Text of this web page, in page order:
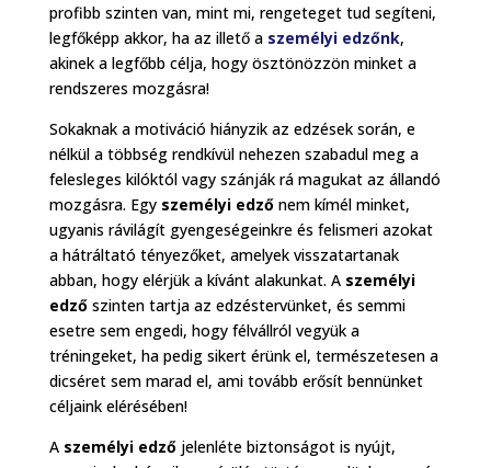
profibb szinten van, mint mi, rengeteget tud segíteni,
legfőképp akkor, ha az illető a személyi edzőnk,
akinek a legfőbb célja, hogy ösztönözzön minket a
rendszeres mozgásra!
Sokaknak a motiváció hiányzik az edzések során, e
nélkül a többség rendkívül nehezen szabadul meg a
felesleges kilóktól vagy szánják rá magukat az állandó
mozgásra. Egy személyi edzőnem kímél minket,
ugyanis rávilágít gyengeségeinkre és felismeri azokat
a hátráltató tényezőket, amelyek visszatartanak
abban, hogy elérjük a kívánt alakunkat. A személyi
edzőszinten tartja az edzéstervünket, és semmi
esetre sem engedi, hogy félvállról vegyük a
tréningeket, ha pedig sikert érünk el, természetesen a
dicséret sem marad el, ami tovább erősít bennünket
céljaink elérésében!
A személyi edzőjelenléte biztonságot is nyújt,